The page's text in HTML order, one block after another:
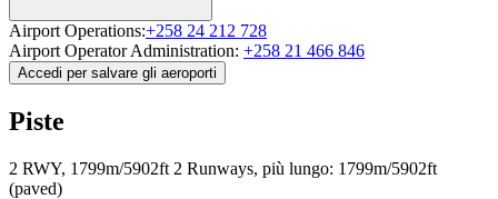
Airport Operations:+258 24 212 728
Airport Operator Administration: +258 21 466 846
Accedi per salvare gli aeroporti
Piste
2 RWY, 1799m/5902ft 2 Runways, più lungo: 1799m/5902ft
(paved)